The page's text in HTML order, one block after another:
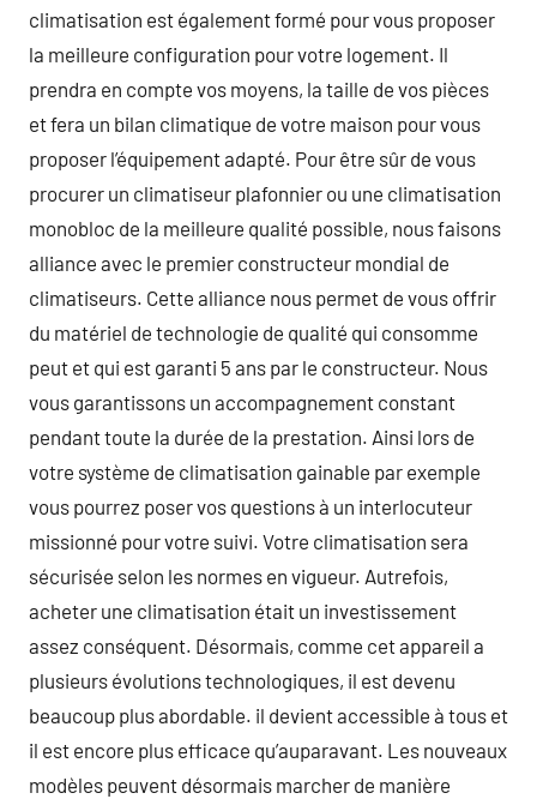
climatisation est également formé pour vous proposer
la meilleure configuration pour votre logement. Il
prendra en compte vos moyens, la taille de vos pièces
et fera un bilan climatique de votre maison pour vous
proposer l’équipement adapté. Pour être sûr de vous
procurer un climatiseur plafonnier ou une climatisation
monobloc de la meilleure qualité possible, nous faisons
alliance avec le premier constructeur mondial de
climatiseurs. Cette alliance nous permet de vous offrir
du matériel de technologie de qualité qui consomme
peut et qui est garanti 5 ans par le constructeur. Nous
vous garantissons un accompagnement constant
pendant toute la durée de la prestation. Ainsi lors de
votre système de climatisation gainable par exemple
vous pourrez poser vos questions à un interlocuteur
missionné pour votre suivi. Votre climatisation sera
sécurisée selon les normes en vigueur. Autrefois,
acheter une climatisation était un investissement
assez conséquent. Désormais, comme cet appareil a
plusieurs évolutions technologiques, il est devenu
beaucoup plus abordable. il devient accessible à tous et
il est encore plus efficace qu’auparavant. Les nouveaux
modèles peuvent désormais marcher de manière